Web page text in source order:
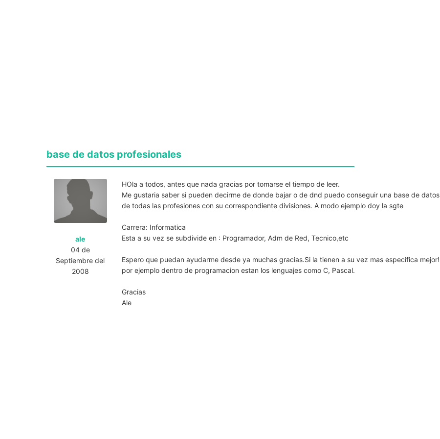
base de datos profesionales
ale
04 de
Septiembre del
2008
HOla a todos, antes que nada gracias por tomarse el tiempo de leer.
Me gustaria saber si pueden decirme de donde bajar o de dnd puedo conseguir una base de datos
de todas las profesiones con su correspondiente divisiones. A modo ejemplo doy la sgte
Carrera: Informatica
Esta a su vez se subdivide en : Programador, Adm de Red, Tecnico,etc
Espero que puedan ayudarme desde ya muchas gracias.Si la tienen a su vez mas especifica mejor!
por ejemplo dentro de programacion estan los lenguajes como C, Pascal.
Gracias
Ale